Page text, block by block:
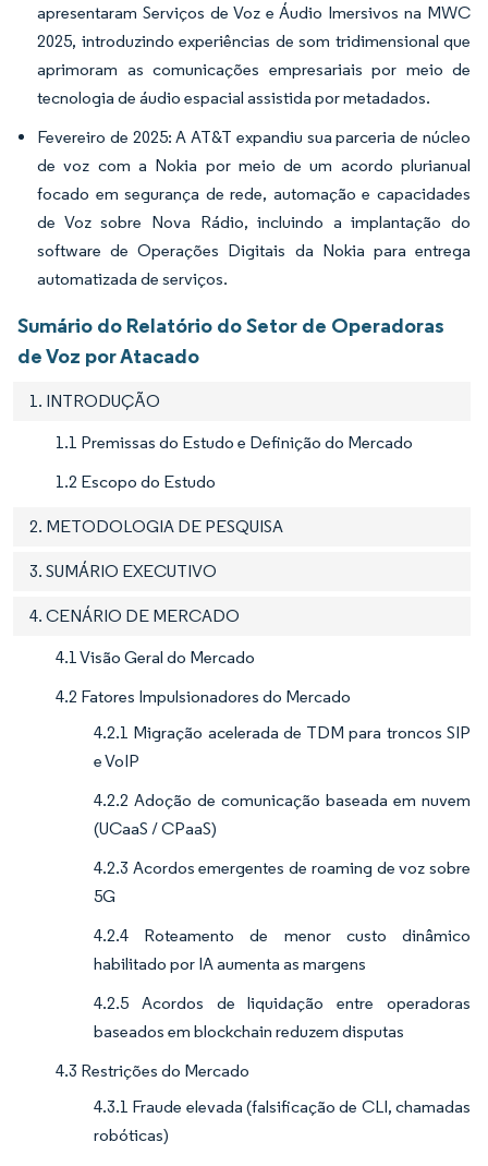
apresentaram Serviços de Voz e Áudio Imersivos na MWC
2025, introduzindo experiências de som tridimensional que
aprimoram as comunicações empresariais por meio de
tecnologia de áudio espacial assistida por metadados.
Fevereiro de 2025: A AT&T expandiu sua parceria de núcleo
de voz com a Nokia por meio de um acordo plurianual
focado em segurança de rede, automação e capacidades
de Voz sobre Nova Rádio, incluindo a implantação do
software de Operações Digitais da Nokia para entrega
automatizada de serviços.
Sumário do Relatório do Setor de Operadoras
de Voz por Atacado
1. INTRODUÇÃO
1.1 Premissas do Estudo e Definição do Mercado
1.2 Escopo do Estudo
2. METODOLOGIA DE PESQUISA
3. SUMÁRIO EXECUTIVO
4. CENÁRIO DE MERCADO
4.1 Visão Geral do Mercado
4.2 Fatores Impulsionadores do Mercado
4.2.1 Migração acelerada de TDM para troncos SIP
e VoIP
4.2.2 Adoção de comunicação baseada em nuvem
(UCaaS / CPaaS)
4.2.3 Acordos emergentes de roaming de voz sobre
5G
4.2.4 Roteamento de menor custo dinâmico
habilitado por IA aumenta as margens
4.2.5 Acordos de liquidação entre operadoras
baseados em blockchain reduzem disputas
4.3 Restrições do Mercado
4.3.1 Fraude elevada (falsificação de CLI, chamadas
robóticas)